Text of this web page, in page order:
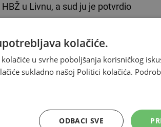
HBŽ u Livnu, a sud ju je potvrdio
suda u Livnu zakazano je za
oko 23 sata u Ulici S. Grad u Livnu
kolačiće.
u svrhe poboljšanja korisničkog
sukladno našoj Politici kolačića.
ODBACI SVE